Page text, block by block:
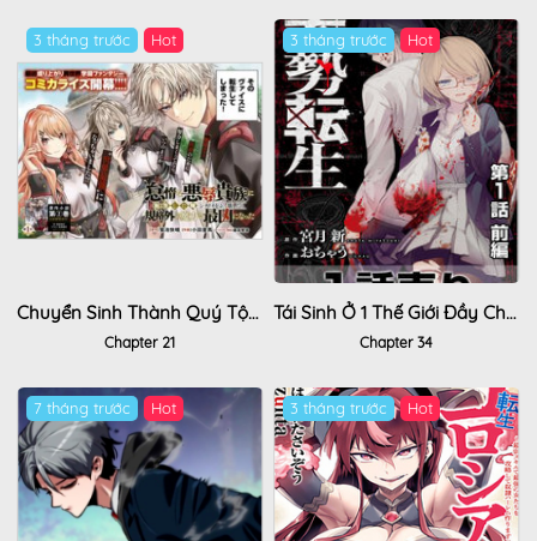
3 tháng trước Hot
Chuyển Sinh Thành Quý Tộc Phản Diện Và Lười Biếng, Tôi Trở Thành Kẻ Mạnh Nhất Học Viện
Chapter 21
3 tháng trước Hot
Tái Sinh Ở 1 Thế Giới Đầy Chết Chóc
Chapter 34
7 tháng trước Hot 3 tháng trước Hot